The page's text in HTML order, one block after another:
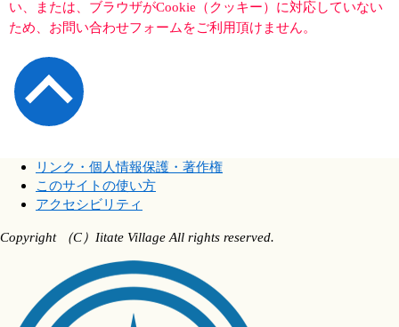
い、または、ブラウザがCookie（クッキー）に対応していない
ため、お問い合わせフォームをご利用頂けません。
リンク・個人情報保護・著作権
このサイトの使い方
アクセシビリティ
Copyright （C）Iitate Village All rights reserved.